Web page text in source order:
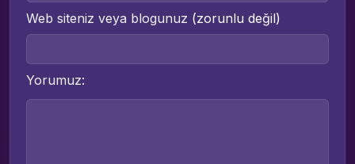
Web siteniz veya blogunuz (zorunlu değil)
Yorumuz: